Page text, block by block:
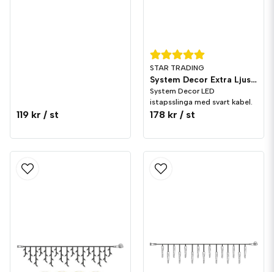
119 kr / st
STAR TRADING
System Decor Extra Ljusslinga 100 LED Svart
System Decor LED
istapsslinga med svart kabel.
178 kr / st